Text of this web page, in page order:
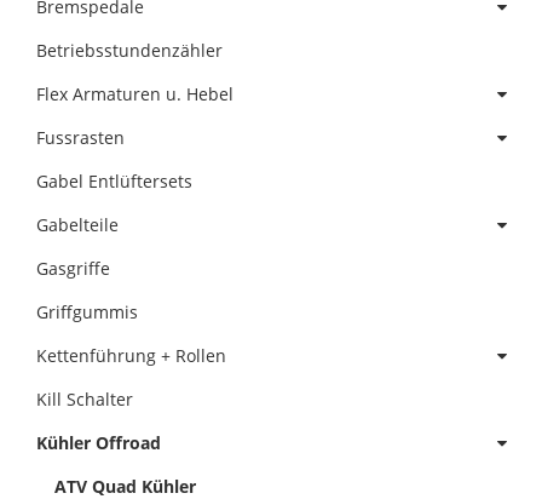
Bremspedale
Betriebsstundenzähler
Flex Armaturen u. Hebel
Fussrasten
Gabel Entlüftersets
Gabelteile
Gasgriffe
Griffgummis
Kettenführung + Rollen
Kill Schalter
Kühler Offroad
ATV Quad Kühler